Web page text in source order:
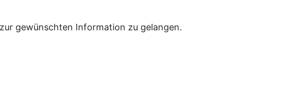
gewünschten Information zu gelangen.